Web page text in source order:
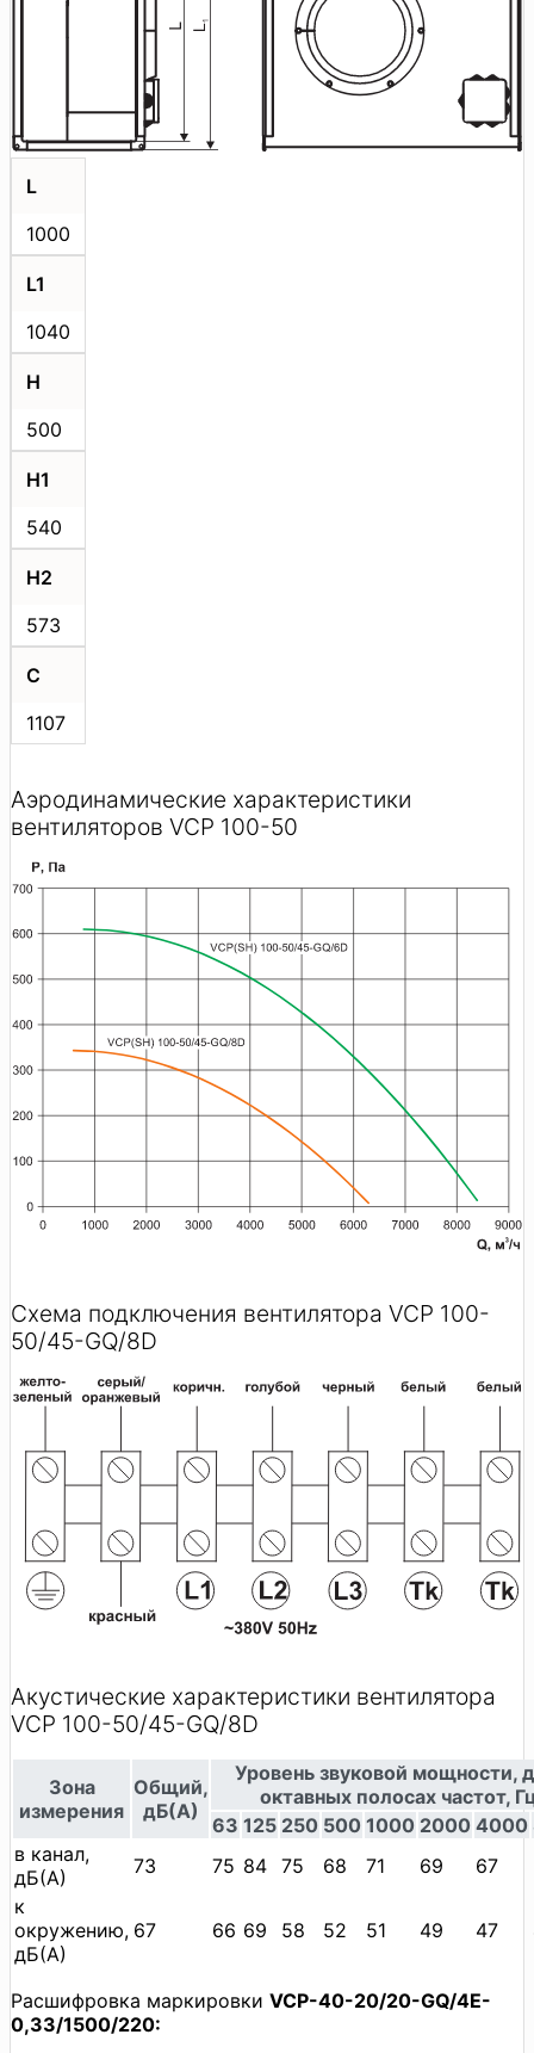
L
1000
L1
1040
H
500
H1
540
H2
573
C
1107
Аэродинамические характеристики
вентиляторов VCP 100-50
Схема подключения вентилятора VCP 100-
50/45-GQ/8D
Акустические характеристики вентилятора
VCP 100-50/45-GQ/8D
Зона
измерения
Общий,
дБ(А)
Уровень звуковой мощности,
октавных полосах частот,
63 125 250 500 1000 2000 4000
в канал,
дБ(А)
73 75 84 75 68 71 69 67
к
окружению,
дБ(А)
67 66 69 58 52 51 49 47
Расшифровка маркировки VCP-40-20/20-GQ/4E-
0,33/1500/220: